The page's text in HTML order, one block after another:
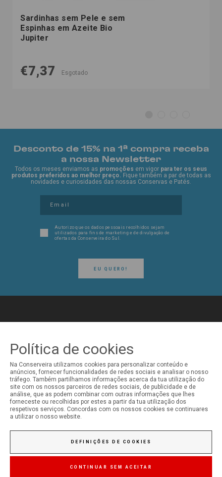
Sardinhas sem Pele e sem
Espinhas em Azeite Bio
Jupiter
€7,37 Esgotado
Desconto de 15% na 1ª compra receba
a nossa Newsletter
Todos os meses enviamos as promoções em vigor para ter os seus
produtos preferidos ao melhor preço. Fique também a par de todas as
novidades e curiosidades das nossas Conservas e Patés.
EU QUERO!
Autorizo que os dados pessoais recolhidos sejam
utilizados para fins de marketing e de divulgação de
ofertas da Conserveira do Sul.
Conserveira do Sul
Manná
Política de cookies
Na Conserveira utilizamos cookies para personalizar conteúdo e
anúncios, fornecer funcionalidades de redes sociais e analisar o nosso
tráfego. Também partilhamos informações acerca da tua utilização do
site com os nossos parceiros de redes sociais, de publicidade e de
análise, que as podem combinar com outras informações que lhes
forneceste ou recolhidas por estes a partir da tua utilização dos
respetivos serviços. Concordas com os nossos cookies se continuares
a utilizar o nosso website.
DEFINIÇÕES DE COOKIES
CONTINUAR SEM ACEITAR